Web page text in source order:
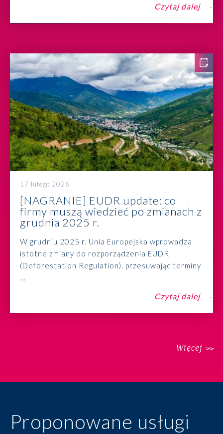
Czytaj dalej
17 lutego 2026
[NAGRANIE] EUDR update: co
firmy muszą wiedzieć po zmianach z
grudnia 2025 r.
W grudniu 2025 r. Unia Europejska wprowadza
istotne zmiany do rozporządzenia EUDR
(Deforestation Regulation), przesuwając terminy
...
Czytaj dalej
Więcej
Proponowane usługi